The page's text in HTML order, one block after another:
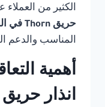
الكثير من
حريق Thorn في الجيزة
المناسب والدعم
أهمية
انذار حريق Thorn في الجيزة